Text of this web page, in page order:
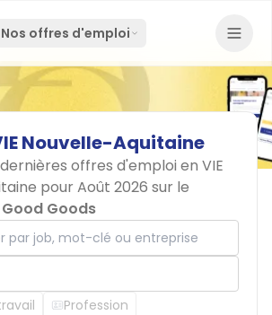
Nos offres d'emploi
Nouvelle-Aquitaine
offres d'emploi en VIE
pour Août 2026 sur le
Good Goods
job, mot-clé ou entreprise
Profession